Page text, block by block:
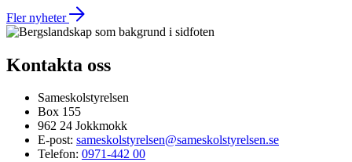
Fler nyheter
Kontakta oss
Sameskolstyrelsen
Box 155
962 24 Jokkmokk
E-post: sameskolstyrelsen@sameskolstyrelsen.se
Telefon: 0971-442 00